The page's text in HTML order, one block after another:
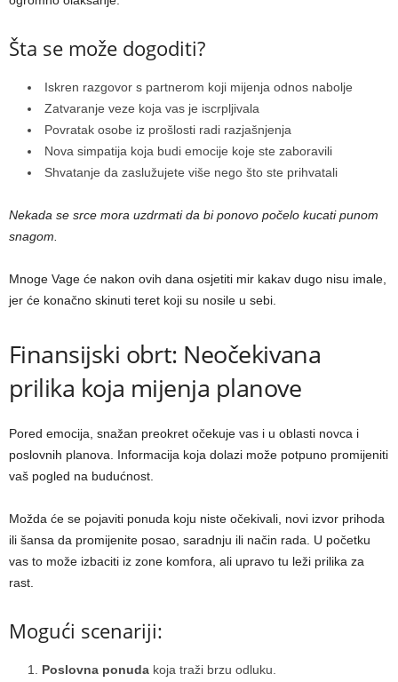
Šta se može dogoditi?
Iskren razgovor s partnerom koji mijenja odnos nabolje
Zatvaranje veze koja vas je iscrpljivala
Povratak osobe iz prošlosti radi razjašnjenja
Nova simpatija koja budi emocije koje ste zaboravili
Shvatanje da zaslužujete više nego što ste prihvatali
Nekada se srce mora uzdrmati da bi ponovo počelo kucati punom
snagom.
Mnoge Vage će nakon ovih dana osjetiti mir kakav dugo nisu imale,
jer će konačno skinuti teret koji su nosile u sebi.
Finansijski obrt: Neočekivana
prilika koja mijenja planove
Pored emocija, snažan preokret očekuje vas i u oblasti novca i
poslovnih planova. Informacija koja dolazi može potpuno promijeniti
vaš pogled na budućnost.
Možda će se pojaviti ponuda koju niste očekivali, novi izvor prihoda
ili šansa da promijenite posao, saradnju ili način rada. U početku
vas to može izbaciti iz zone komfora, ali upravo tu leži prilika za
rast.
Mogući scenariji:
Poslovna ponuda koja traži brzu odluku.